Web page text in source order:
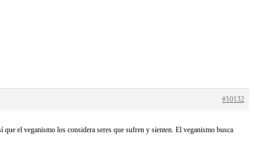
#10132
el veganismo los considera seres que sufren y sienten. El veganismo busca